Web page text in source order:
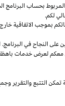
بحساب البرنامج
لكم.
بموجب الاتفاقيةخارج
النجاح في
معكم لعرض خدمات
تمكن التتبع